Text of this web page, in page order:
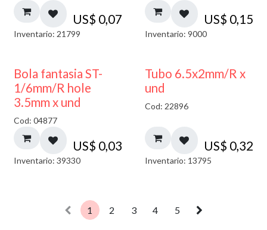
US$ 0,07
Inventario: 21799
US$ 0,15
Inventario: 9000
Bola fantasia ST-
1/6mm/R hole
3.5mm x und
Cod: 04877
US$ 0,03
Inventario: 39330
Tubo 6.5x2mm/R x
und
Cod: 22896
US$ 0,32
Inventario: 13795
1 2 3 4 5